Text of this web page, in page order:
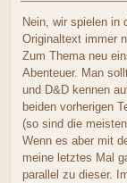
Nein, wir spielen in
Originaltext immer
Zum Thema neu
Abenteuer. Man
und D&D kennen
beiden vorherigen
(so sind die
Wenn es aber mit
meine letztes Mal
parallel zu dieser.